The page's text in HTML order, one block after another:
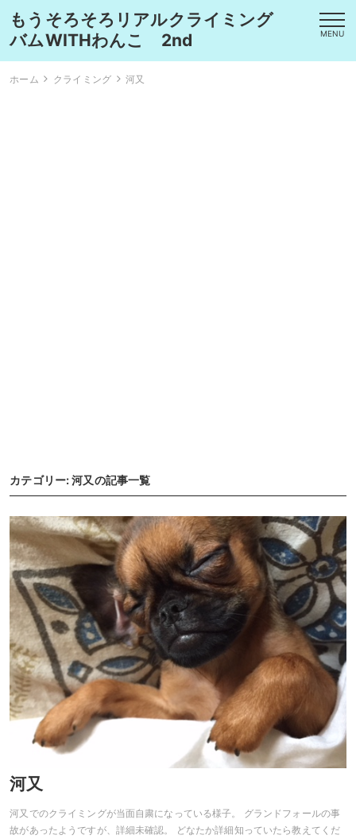
もうそろそろリアルクライミング
バムWITHわんこ 2nd
MENU
ホーム クライミング 河又
カテゴリー: 河又の記事一覧
河又
河又でのクライミングが当面自粛になっている様子。 グランドフォールの事
故があったようですが、詳細未確認。 どなたか詳細知っていたら教えてくだ